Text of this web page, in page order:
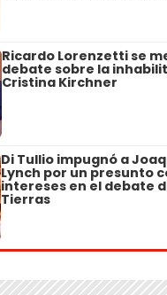
Ricardo Lorenzetti se
debate sobre la
Cristina Kirchner
Di Tullio impugnó a
Lynch por un presunto
intereses en el debate
Tierras